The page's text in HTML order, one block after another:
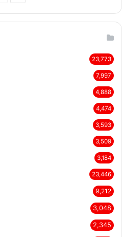
23,773
7,997
4,888
4,474
3,593
3,509
3,184
23,446
9,212
3,048
2,345